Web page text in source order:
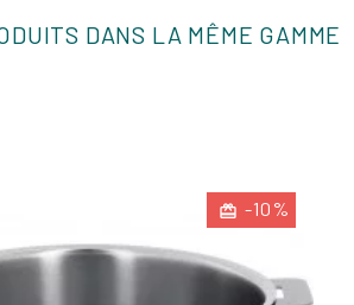
DANS LA MÊME GAMME
-10%